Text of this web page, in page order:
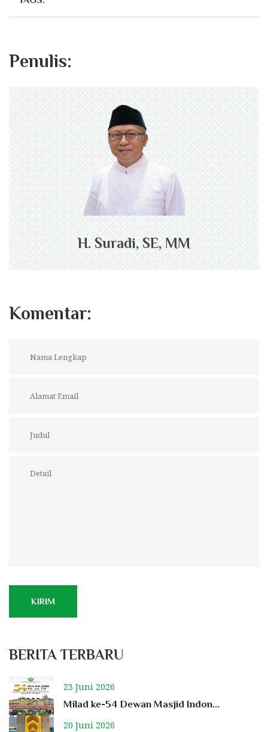
Penulis:
H. Suradi, SE, MM
Komentar:
KIRIM
BERITA TERBARU
23 Juni 2026
Milad ke-54 Dewan Masjid Indon...
20 Juni 2026